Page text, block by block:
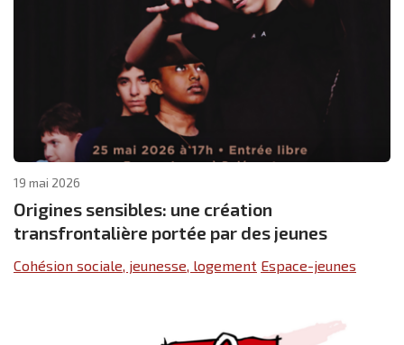
19 mai 2026
Origines sensibles: une création
transfrontalière portée par des jeunes
Cohésion sociale, jeunesse, logement Espace-jeunes